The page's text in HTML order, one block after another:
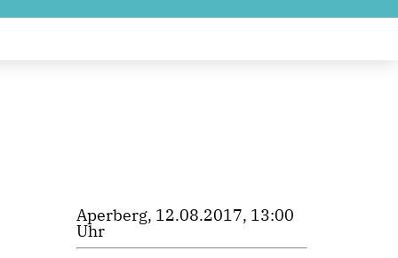
Aperberg, 12.08.2017, 13:00
Uhr